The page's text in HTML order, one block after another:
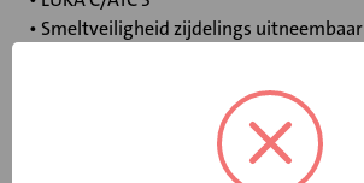
• Smeltveiligheid zijdelings uitneembaar